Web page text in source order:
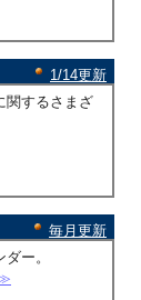
1/14更新
関するさまざ
毎月更新
ー。